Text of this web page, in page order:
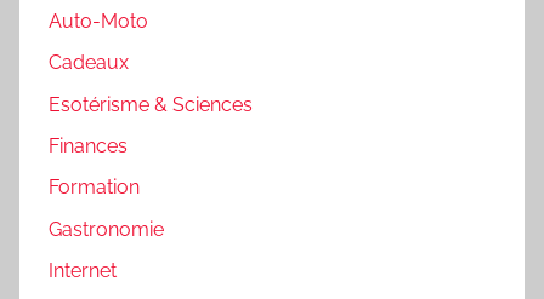
Auto-Moto
Cadeaux
Esotérisme & Sciences
Finances
Formation
Gastronomie
Internet